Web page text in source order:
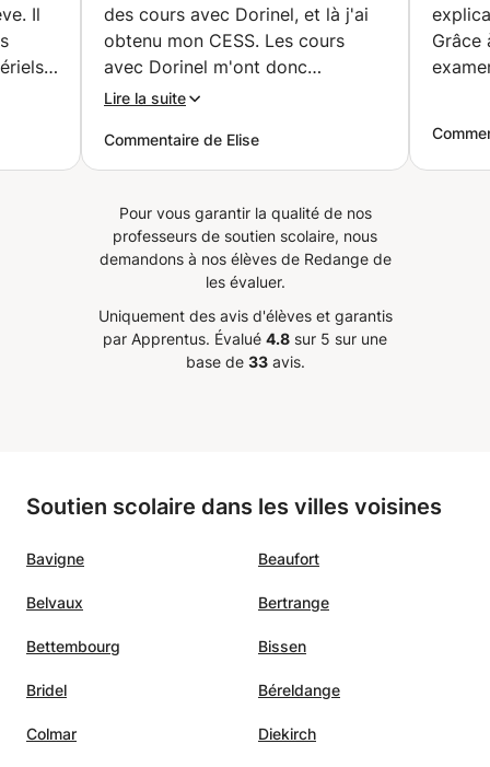
Il
au
des cours avec Dorinel, et là j'ai
obtenu mon CESS. Les cours
avec Dorinel m'ont donc
énormément aidée ! Ses
c'est un prof qui a beaucoup de
patience et prend son temps pour
Lire la suite
Commentaire de Elise
Grâce
Pour vous garantir la qualité de nos
professeurs de soutien scolaire, nous
demandons à nos élèves de Redange de
les évaluer.
Uniquement des avis d'élèves et garantis
par Apprentus. Évalué 4.8 sur 5 sur une
base de 33avis.
Soutien scolaire dans les villes voisines
Bavigne Beaufort
Belvaux Bertrange
Bettembourg Bissen
Bridel Béreldange
Colmar Diekirch